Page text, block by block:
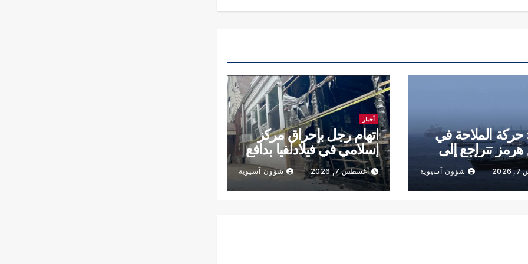
حركة الملاحة في
تتراجع إلى
شؤون آسيوية
أخبار
اتهام رجل بإحراق مركز
إسلامي في فيلادلفيا بدافع
ديني
أغسطس 7, 2026 شؤون آسيوية